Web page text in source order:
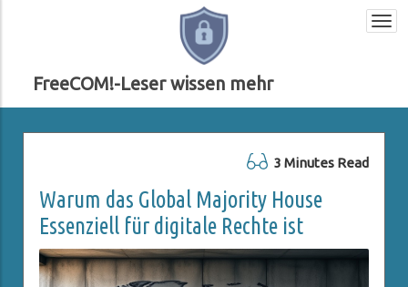
FreeCOM!-Leser wissen mehr
3 Minutes Read
Warum das Global Majority House
Essenziell für digitale Rechte ist